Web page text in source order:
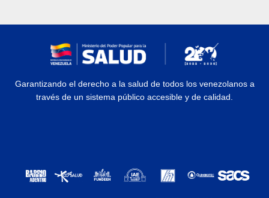
Garantizando el derecho a la salud de todos los venezolanos a
través de un sistema público accesible y de calidad.